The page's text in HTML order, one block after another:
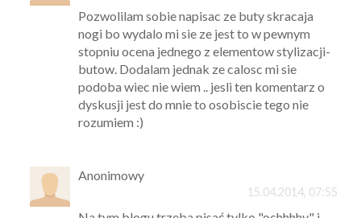
Pozwolilam sobie napisac ze buty skracaja
nogi bo wydalo mi sie ze jest to w pewnym
stopniu ocena jednego z elementow stylizacji-
butow. Dodalam jednak ze calosc mi sie
podoba wiec nie wiem .. jesli ten komentarz o
dyskusji jest do mnie to osobiscie tego nie
rozumiem :)
Anonimowy
15.04.2014, 07:55